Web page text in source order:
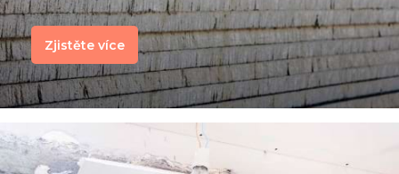
Zjistěte více